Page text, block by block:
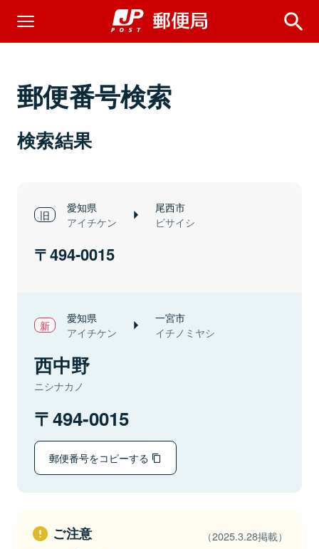
郵便番号検索
検索結果
愛知県
アイチケン
尾西市
ビサイシ
494-0015
愛知県
アイチケン
一宮市
イチノミヤシ
西中野
ニシナカノ
494-0015
郵便番号をコピーする
ご注意 （2025.3.28掲載）